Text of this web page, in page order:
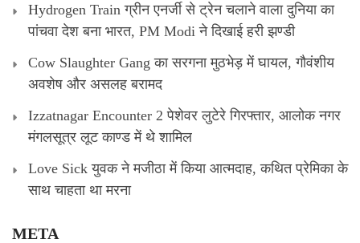
Hydrogen Train ग्रीन एनर्जी से ट्रेन चलाने वाला दुनिया का
पांचवा देश बना भारत, PM Modi ने दिखाई हरी झण्डी
Cow Slaughter Gang का सरगना मुठभेड़ में घायल, गौवंशीय
अवशेष और असलह बरामद
Izzatnagar Encounter 2 पेशेवर लुटेरे गिरफ्तार, आलोक नगर
मंगलसूत्र लूट काण्‍ड में थे शामिल
Love Sick युवक ने मजीठा में किया आत्मदाह, कथित प्रेमिका के
साथ चाहता था मरना
META